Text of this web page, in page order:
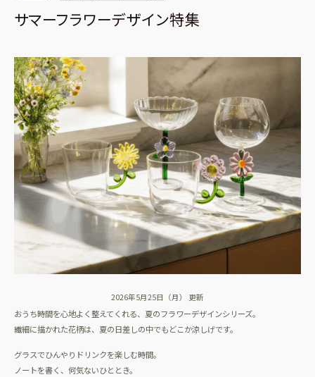
サマーフラワーデザイン特集
2026年5月25日（月） 更新
おうち時間を心地よく整えてくれる、夏のフラワーデザインシリーズ。
繊細に描かれた花柄は、夏の日差しの中でもどこか涼しげです。
グラスでひんやりドリンクを楽しむ時間。
ノートを書く、何気ないひととき。